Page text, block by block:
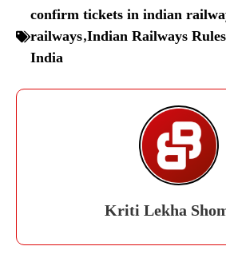
confirm tickets in indian
railways,Indian Railways Rules
India
Kriti Lekha